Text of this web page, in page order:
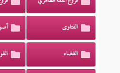
الفتاوى
القضاء